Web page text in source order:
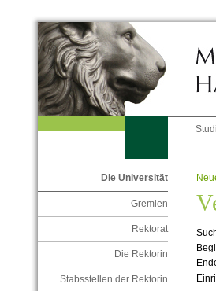
Die Universität
Gremien
Rektorat
Die Rektorin
Stabsstellen der Rektorin